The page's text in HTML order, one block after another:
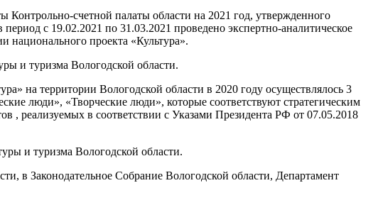
Контрольно-счетной палаты области на 2021 год, утвержденного
с 19.02.2021 по 31.03.2021 проведено экспертно-аналитическое
национального проекта «Культура».
и туризма Вологодской области.
на территории Вологодской области в 2020 году осуществлялось 3
люди», «Творческие люди», которые соответствуют стратегическим
, реализуемых в соответствии с Указами Президента РФ от 07.05.2018
и туризма Вологодской области.
в Законодательное Собрание Вологодской области, Департамент